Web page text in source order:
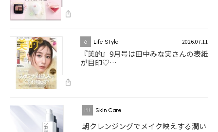
6 Life Style 2026.07.11
『美的』9月号は田中みな実さんの表紙
が目印♡…
Skin Care
朝クレンジングでメイク映えする潤い